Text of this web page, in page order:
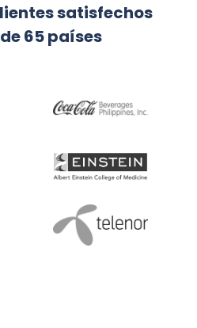
satisfechos
65 países